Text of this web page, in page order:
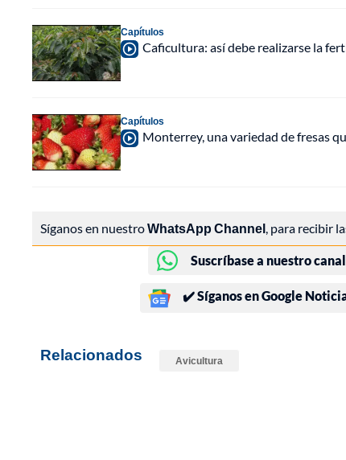
Capítulos
Caficultura: así debe realizarse la
Capítulos
Monterrey, una variedad de fresas
Síganos en nuestroWhatsApp Channel, para recibir
Suscríbase a nuestro
✔️ Síganos en Google
Relacionados Avicultura